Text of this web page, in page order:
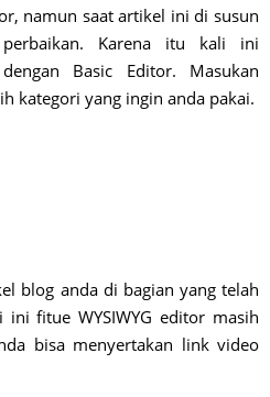
namun saat artikel ini di susun
Karena itu kali ini
Basic Editor. Masukan
kategori yang ingin anda pakai.
blog anda di bagian yang telah
fitue WYSIWYG editor masih
bisa menyertakan link video